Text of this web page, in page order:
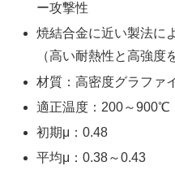
ー攻撃性
焼結合金に近い製法に
（高い耐熱性と高強度
材質：高密度グラファ
適正温度：200～900℃
初期μ：0.48
平均μ：0.38～0.43